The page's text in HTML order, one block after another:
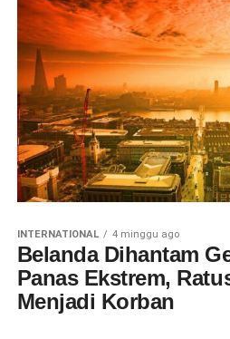
INTERNATIONAL 4 minggu ago
Belanda Dihantam
Panas Ekstrem,
Menjadi Korban